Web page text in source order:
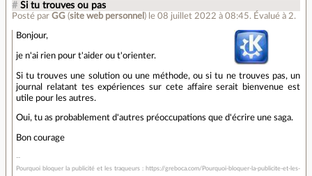
# Si tu trouves ou pas
Posté par GG (site web personnel ) le 08 juillet 2022 à 08:45. Évalué à 2.
Bonjour,
je n'ai rien pour t'aider ou t'orienter.
Si tu trouves une solution ou une méthode, ou si tu ne trouves pas, un
journal relatant tes expériences sur cete affaire serait bienvenue est
utile pour les autres.
Oui, tu as probablement d'autres préoccupations que d'écrire une saga.
Bon courage
Pourquoi bloquer la publicité et les traqueurs : https://greboca.com/Pourquoi-bloquer-la-publicite-et-les-